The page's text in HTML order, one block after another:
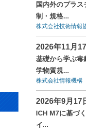
国内外のプラ
制・規格...
株式会社技術情報
2026年11月
基礎から学ぶ毒
学物質規...
株式会社情報機構
2026年9月17
ICH M7に基づ
イ...